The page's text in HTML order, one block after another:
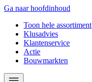
Ga naar hoofdinhoud
Toon hele assortiment
Klusadvies
Klantenservice
Actie
Bouwmarkten